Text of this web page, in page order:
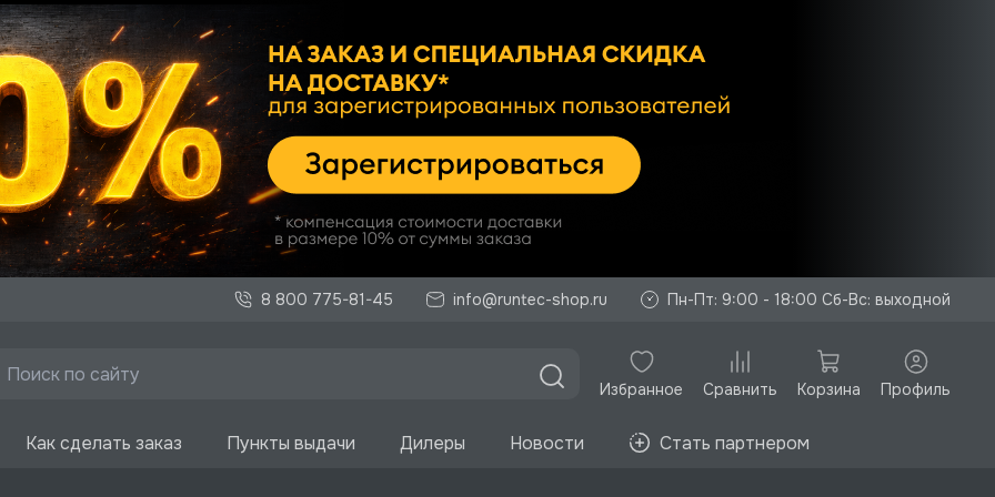
8 800 775-81-45 info@runtec-shop.ru Пн-Пт: 9:00 - 18:00 Сб-Вс: выходной
Избранное Сравнить Корзина Профиль
Как сделать заказ Пункты выдачи Дилеры Новости Стать партнером